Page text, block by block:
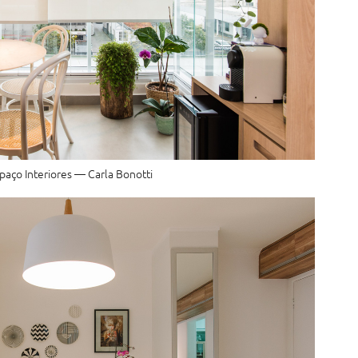
Interiores — Carla Bonotti